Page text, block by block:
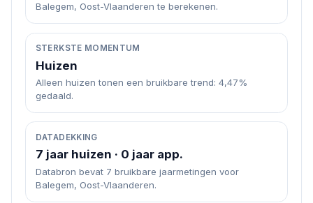
Balegem, Oost-Vlaanderen te berekenen.
STERKSTE MOMENTUM
Huizen
Alleen huizen tonen een bruikbare trend: 4,47%
gedaald.
DATADEKKING
7 jaar huizen · 0 jaar app.
Databron bevat 7 bruikbare jaarmetingen voor
Balegem, Oost-Vlaanderen.